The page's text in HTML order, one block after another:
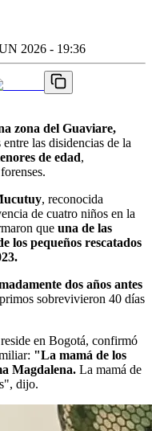
2026 - 19:36
zona del Guaviare,
las disidencias de la
de edad,
, reconocida
de cuatro niños en la
que una de las
los pequeños rescatados
dos años antes
sobrevivieron 40 días
en Bogotá, confirmó
"La mamá de los
Magdalena. La mamá de
dijo.